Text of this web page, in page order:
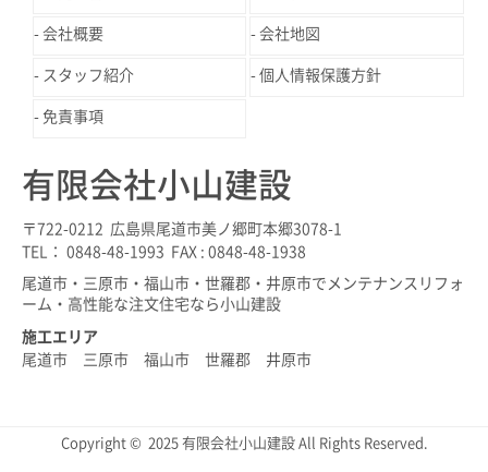
会社概要 会社地図
スタッフ紹介 個人情報保護方針
免責事項
有限会社小山建設
〒722-0212 広島県尾道市美ノ郷町本郷3078-1
TEL： 0848-48-1993 FAX : 0848-48-1938
尾道市・三原市・福山市・世羅郡・井原市でメンテナンスリフォ
ーム・高性能な注文住宅なら小山建設
施工エリア
尾道市 三原市 福山市 世羅郡 井原市
Copyright © 2025 有限会社小山建設 All Rights Reserved.